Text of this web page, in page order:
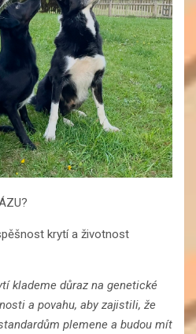
krytí a životnost
klademe důraz na genetické
a povahu, aby zajistili, že
plemene a budou mít